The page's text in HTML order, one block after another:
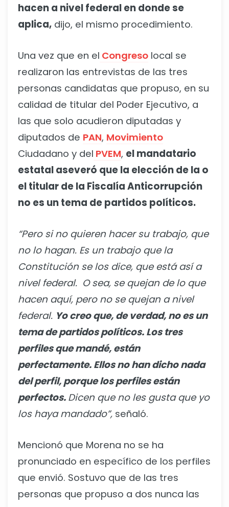
hacen a nivel federal en donde se
aplica, dijo, el mismo procedimiento.
Una vez que en el Congreso local se
realizaron las entrevistas de las tres
personas candidatas que propuso, en su
calidad de titular del Poder Ejecutivo, a
las que solo acudieron diputadas y
diputados de PAN, Movimiento
Ciudadano y del PVEM, el mandatario
estatal aseveró que la elección de la o
el titular de la Fiscalía Anticorrupción
no es un tema de partidos políticos.
“Pero si no quieren hacer su trabajo, que
no lo hagan. Es un trabajo que la
Constitución se los dice, que está así a
nivel federal. O sea, se quejan de lo que
hacen aquí, pero no se quejan a nivel
federal. Yo creo que, de verdad, no es un
tema de partidos políticos. Los tres
perfiles que mandé, están
perfectamente. Ellos no han dicho nada
del perfil, porque los perfiles están
perfectos. Dicen que no les gusta que yo
los haya mandado”, señaló.
Mencionó que Morena no se ha
pronunciado en específico de los perfiles
que envió. Sostuvo que de las tres
personas que propuso a dos nunca las